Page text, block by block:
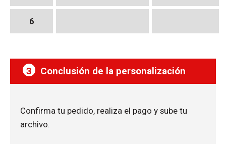
6
3 Conclusión de la personalización
Confirma tu pedido, realiza el pago y sube tu
archivo.